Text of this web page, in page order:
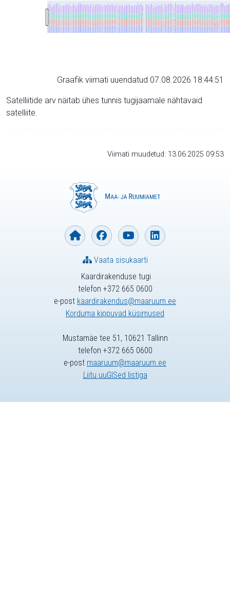
Graafik viimati uuendatud 07.08.2026 18:44:51
Satelliitide arv näitab ühes tunnis tugijaamale nähtavaid
satelliite.
Viimati muudetud: 13.06.2025 09:53
Kaardirakenduse tugi
telefon +372 665 0600
e-post kaardirakendus@maaruum.ee
Korduma kippuvad küsimused
Vaata sisukaarti
Mustamäe tee 51, 10621 Tallinn
telefon +372 665 0600
e-post maaruum@maaruum.ee
Liitu uuGISed listiga